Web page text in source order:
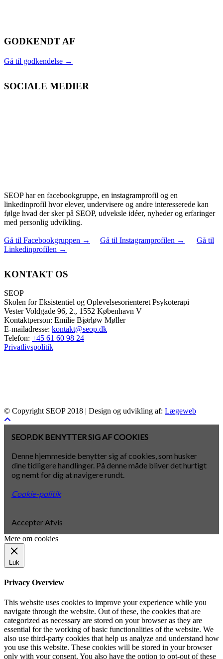
GODKENDT AF
Gå til godkendelse →
SOCIALE MEDIER
SEOP har en facebookgruppe, en instagramprofil og en
linkedinprofil hvor elever, undervisere og andre interesserede kan
følge hvad der sker på SEOP, udveksle idéer, nyheder og erfaringer
med personlig udvikling.
Gå til Facebookgruppen → Gå til Instagramprofilen →
Gå til
Linkedinprofilen →
KONTAKT OS
SEOP
Skolen for Eksistentiel og Oplevelsesorienteret Psykoterapi
Vester Voldgade 96, 2., 1552 København V
Kontaktperson: Emilie Bjørløw Møller
E-mailadresse: kontakt@seop.dk
Telefon: +45 61 60 98 24
Privatlivspolitik
© Copyright SEOP 2018 | Design og udvikling af: Lægeweb
SEOP.DK BENYTTER SIG AF COOKIES
Denne hjemmeside benytter sig af cookies, som husker
dine tidligere handlinger. På denne måde bliver det hurtigt
og nemt for dig at navigere rundt.
Cookie-politik
AccepterAfvis
Mere om cookies
Luk
Privacy Overview
This website uses cookies to improve your experience while you
navigate through the website. Out of these, the cookies that are
categorized as necessary are stored on your browser as they are
essential for the working of basic functionalities of the website. We
also use third-party cookies that help us analyze and understand how
you use this website. These cookies will be stored in your browser
only with your consent. You also have the option to opt-out of these